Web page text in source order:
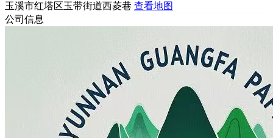
玉溪市红塔区玉带街道西菱巷 查看地图
公司信息